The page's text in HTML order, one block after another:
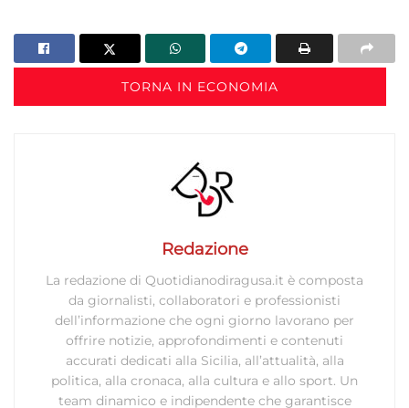
TORNA IN ECONOMIA
Redazione
La redazione di Quotidianodiragusa.it è composta
da giornalisti, collaboratori e professionisti
dell’informazione che ogni giorno lavorano per
offrire notizie, approfondimenti e contenuti
accurati dedicati alla Sicilia, all’attualità, alla
politica, alla cronaca, alla cultura e allo sport. Un
team dinamico e indipendente che garantisce